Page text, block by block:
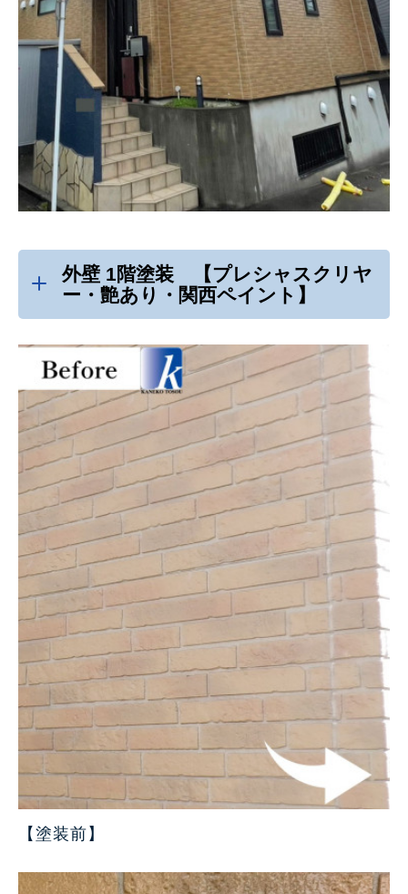
外壁 1階塗装 【プレシャスクリヤ
ー・艶あり・関西ペイント】
【 塗装前】